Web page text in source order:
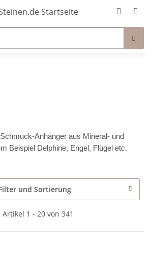
Anhänger aus Mineral- und
Beispiel Delphine, Engel, Flügel etc.
und Sortierung
Artikel 1 - 20 von 341